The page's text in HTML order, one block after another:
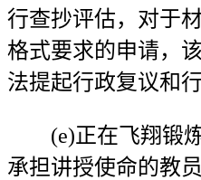
行查抄评估，对于
格式要求的申请，
法提起行政复议和
(e)正在飞翔锻炼
承担讲授使命的教